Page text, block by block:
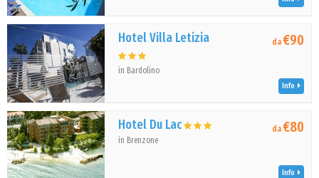
Hotel Villa Letizia
in Bardolino
da€90
Info
Hotel Du Lac
in Brenzone
da€80
Info